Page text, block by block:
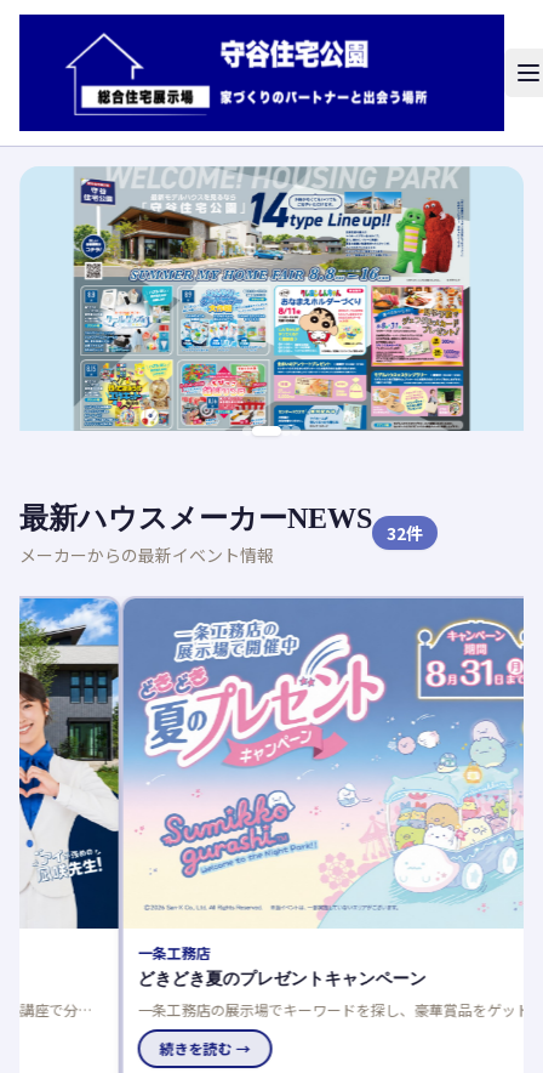
最新ハウスメーカーNEWS
メーカーからの最新イベント情報
32件
どきどき夏のプレゼントキャンペーン
一条工務店の展示場でキーワードを探し、豪華賞品をゲットし
よう！応募は一人一回限り、当選発表は特設サイトと賞品お届
続きを読む →
ノーブ
夏の建
夏の建
談でさ
で、家
続